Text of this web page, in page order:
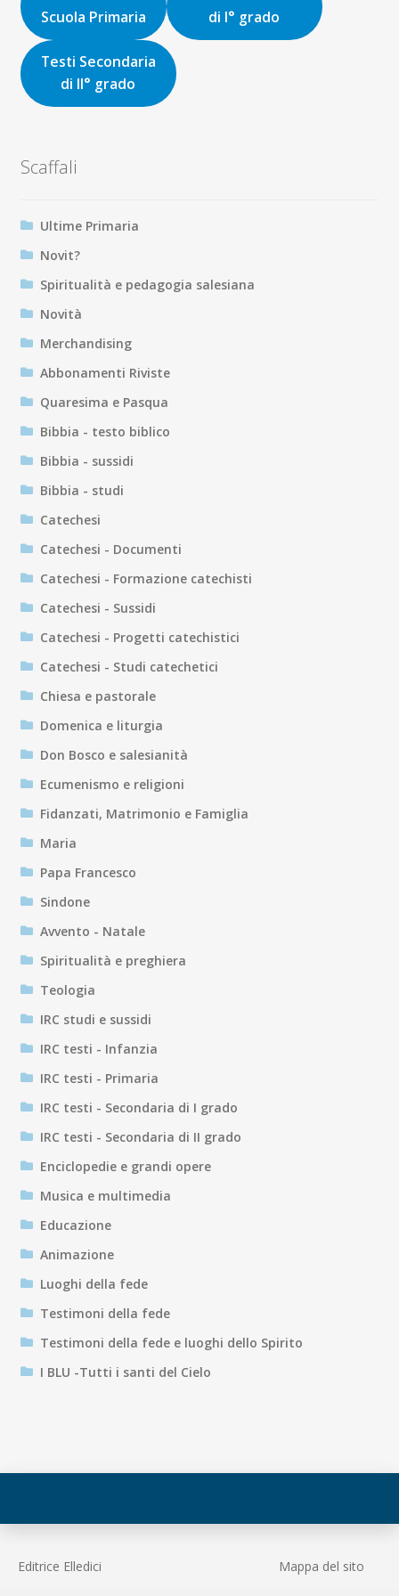
Scuola Primaria
di I° grado
Testi Secondaria
di II° grado
Scaffali
Ultime Primaria
Novit?
Spiritualità e pedagogia salesiana
Novità
Merchandising
Abbonamenti Riviste
Quaresima e Pasqua
Bibbia - testo biblico
Bibbia - sussidi
Bibbia - studi
Catechesi
Catechesi - Documenti
Catechesi - Formazione catechisti
Catechesi - Sussidi
Catechesi - Progetti catechistici
Catechesi - Studi catechetici
Chiesa e pastorale
Domenica e liturgia
Don Bosco e salesianità
Ecumenismo e religioni
Fidanzati, Matrimonio e Famiglia
Maria
Papa Francesco
Sindone
Avvento - Natale
Spiritualità e preghiera
Teologia
IRC studi e sussidi
IRC testi - Infanzia
IRC testi - Primaria
IRC testi - Secondaria di I grado
IRC testi - Secondaria di II grado
Enciclopedie e grandi opere
Musica e multimedia
Educazione
Animazione
Luoghi della fede
Testimoni della fede
Testimoni della fede e luoghi dello Spirito
I BLU -Tutti i santi del Cielo
Editrice Elledici Mappa del sito